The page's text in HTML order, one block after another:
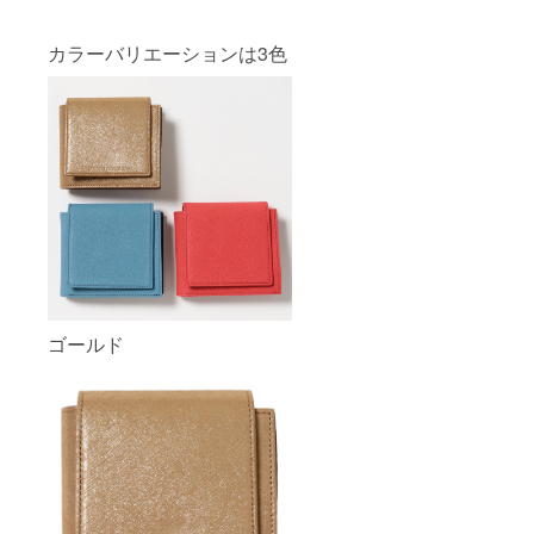
カラーバリエーションは3色
ゴールド